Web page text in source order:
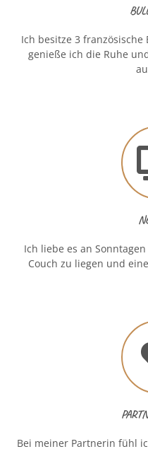
Ich besitze 3 französische
genieße ich die Ruhe
Ich liebe es an
Couch zu liegen und
Bei meiner Partnerin fühl